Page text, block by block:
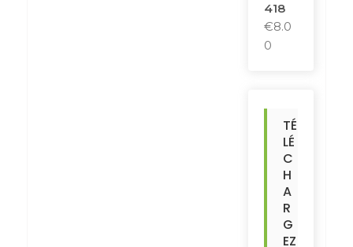
418
€8.0
0
TÉ
LÉ
C
H
A
R
G
EZ